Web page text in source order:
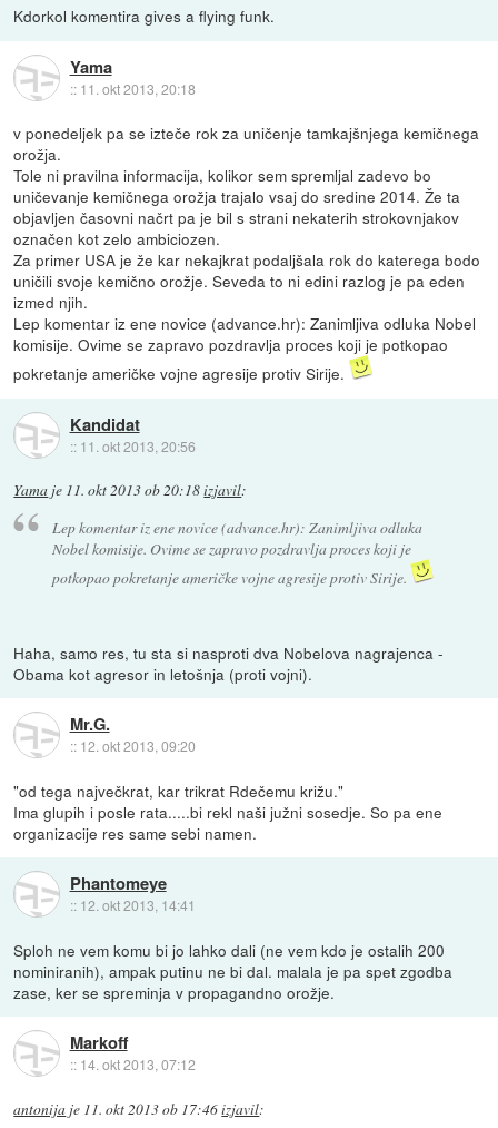
Kdorkol komentira gives a flying funk.
Yama
:: 11. okt 2013, 20:18
v ponedeljek pa se izteče rok za uničenje tamkajšnjega kemičnega
orožja.
Tole ni pravilna informacija, kolikor sem spremljal zadevo bo
uničevanje kemičnega orožja trajalo vsaj do sredine 2014. Že ta
objavljen časovni načrt pa je bil s strani nekaterih strokovnjakov
označen kot zelo ambiciozen.
Za primer USA je že kar nekajkrat podaljšala rok do katerega bodo
uničili svoje kemično orožje. Seveda to ni edini razlog je pa eden
izmed njih.
Lep komentar iz ene novice (advance.hr): Zanimljiva odluka Nobel
komisije. Ovime se zapravo pozdravlja proces koji je potkopao
pokretanje američke vojne agresije protiv Sirije.
Kandidat
:: 11. okt 2013, 20:56
Yama je 11. okt 2013 ob 20:18izjavil:
Lep komentar iz ene novice (advance.hr): Zanimljiva odluka
Nobel komisije. Ovime se zapravo pozdravlja proces koji je
potkopao pokretanje američke vojne agresije protiv Sirije.
Haha, samo res, tu sta si nasproti dva Nobelova nagrajenca -
Obama kot agresor in letošnja (proti vojni).
Mr.G.
:: 12. okt 2013, 09:20
"od tega največkrat, kar trikrat Rdečemu križu."
Ima glupih i posle rata.....bi rekl naši južni sosedje. So pa ene
organizacije res same sebi namen.
Phantomeye
:: 12. okt 2013, 14:41
Sploh ne vem komu bi jo lahko dali (ne vem kdo je ostalih 200
nominiranih), ampak putinu ne bi dal. malala je pa spet zgodba
zase, ker se spreminja v propagandno orožje.
Markoff
:: 14. okt 2013, 07:12
antonija je 11. okt 2013 ob 17:46izjavil: